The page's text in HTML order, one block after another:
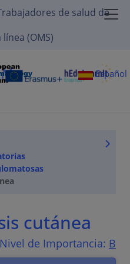
de salud de
(OMS)
Español
cutánea
de Importancia: B